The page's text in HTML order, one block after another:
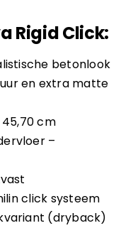
Rigid Click:
betonlook
en extra matte
45,70 cm
–
click systeem
(dryback)